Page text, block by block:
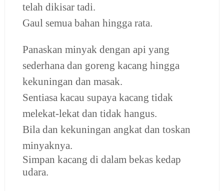
telah dikisar tadi.
Gaul semua bahan hingga rata.
Panaskan minyak dengan api yang
sederhana dan goreng kacang hingga
kekuningan dan masak.
Sentiasa kacau supaya kacang tidak
melekat-lekat dan tidak hangus.
Bila dan kekuningan angkat dan toskan
minyaknya.
Simpan kacang di dalam bekas kedap
udara.